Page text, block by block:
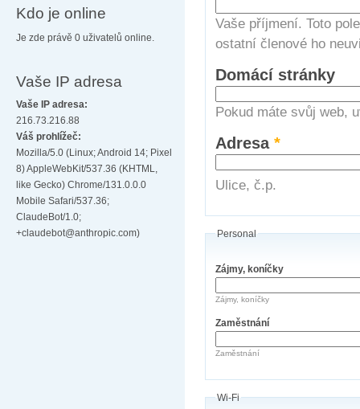
Kdo je online
Je zde právě 0 uživatelů online.
Vaše IP adresa
Vaše IP adresa:
216.73.216.88
Váš prohlížeč:
Mozilla/5.0 (Linux; Android 14; Pixel
8) AppleWebKit/537.36 (KHTML,
like Gecko) Chrome/131.0.0.0
Mobile Safari/537.36;
ClaudeBot/1.0;
+claudebot@anthropic.com)
Vaše příjmení. Toto
ostatní členové ho
Domácí stránky
Pokud máte svůj web,
Adresa*
Ulice, č.p.
Personal
Zájmy, koníčky
Zájmy, koníčky
Zaměstnání
Zaměstnání
Wi-Fi